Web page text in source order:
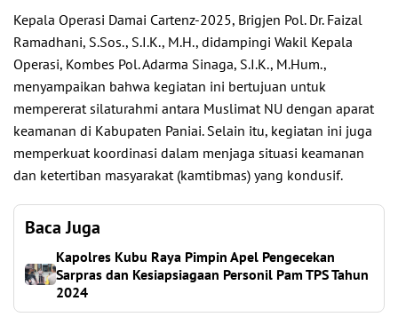
Kepala Operasi Damai Cartenz-2025, Brigjen Pol. Dr. Faizal
Ramadhani, S.Sos., S.I.K., M.H., didampingi Wakil Kepala
Operasi, Kombes Pol. Adarma Sinaga, S.I.K., M.Hum.,
menyampaikan bahwa kegiatan ini bertujuan untuk
mempererat silaturahmi antara Muslimat NU dengan aparat
keamanan di Kabupaten Paniai. Selain itu, kegiatan ini juga
memperkuat koordinasi dalam menjaga situasi keamanan
dan ketertiban masyarakat (kamtibmas) yang kondusif.
Baca Juga
Kapolres Kubu Raya Pimpin Apel Pengecekan
Sarpras dan Kesiapsiagaan Personil Pam TPS Tahun
2024